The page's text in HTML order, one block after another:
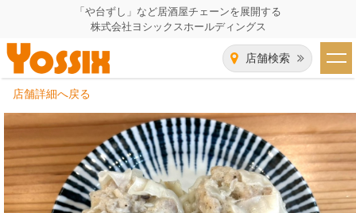
「や台ずし」など居酒屋チェーンを展開する
株式会社ヨシックスホールディングス
店舗検索
HOME
企業情報
企業情報トップ
事業一覧
店舗詳細へ戻る